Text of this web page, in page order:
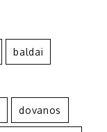
baldai
dovanos